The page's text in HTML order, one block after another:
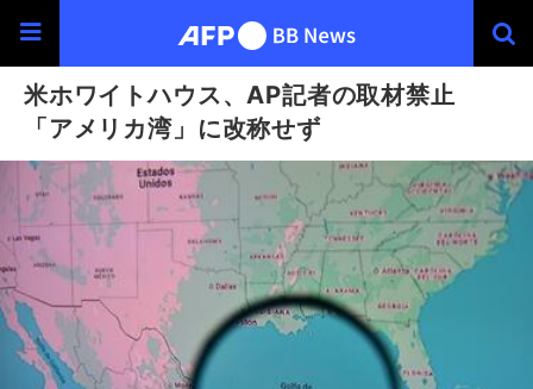
米ホワイトハウス、AP記者の取材禁止
「アメリカ湾」に改称せず